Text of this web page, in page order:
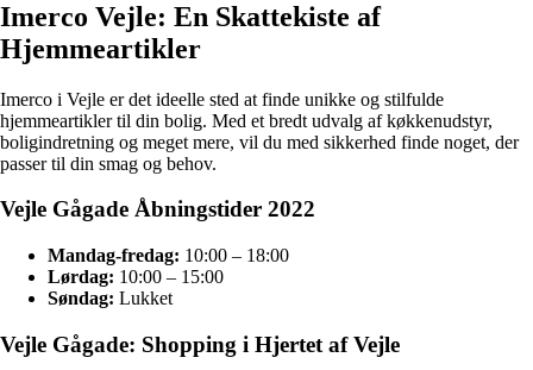
Imerco Vejle: En Skattekiste af
Hjemmeartikler
Imerco i Vejle er det ideelle sted at finde unikke og stilfulde
hjemmeartikler til din bolig. Med et bredt udvalg af køkkenudstyr,
boligindretning og meget mere, vil du med sikkerhed finde noget, der
passer til din smag og behov.
Vejle Gågade Åbningstider 2022
Mandag-fredag: 10:00 – 18:00
Lørdag: 10:00 – 15:00
Søndag: Lukket
Vejle Gågade: Shopping i Hjertet af Vejle